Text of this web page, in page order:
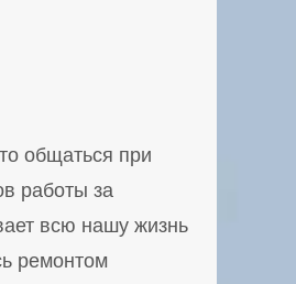
общаться при
работы за
всю нашу жизнь
ремонтом